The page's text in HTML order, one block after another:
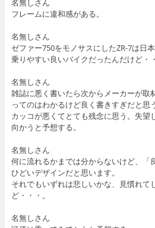
名無しさん
フレームに違和感がある。
名無しさん
ゼファー750をモノサスにしたZR-7は日
乗りやすい良いバイクだったんだけど・
名無しさん
雑誌に悪く書いたら次からメーカーが取
ってのはわかるけど良く書きすぎだと思
カッコが悪くてとても残念に思う。失望
向かうと予想する。
名無しさん
何に流れるかまでは分からないけど、「
ひどいデザインだと思います。
それでもいずれは悲しいかな、見慣れて
ど・・・。
名無しさん